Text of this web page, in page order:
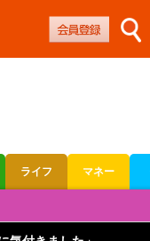
ライフ マネー